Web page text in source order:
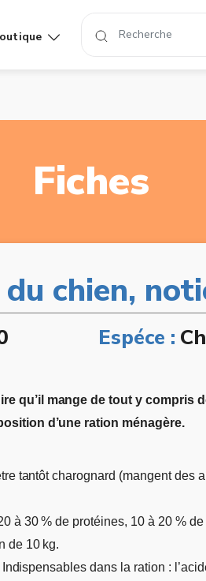
Fiches
chien,
Espéce :
qu’il mange de tout y compris
d’une ration ménagère.
tantôt charognard (mangent des
à 30 % de protéines, 10 à 20 %
de 10 kg.
dans la ration :